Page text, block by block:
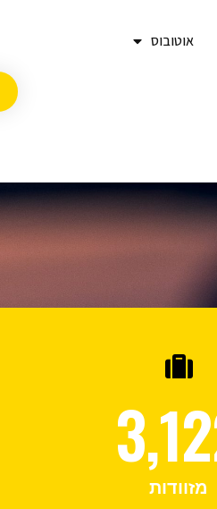
אוטובוס
מזוודות